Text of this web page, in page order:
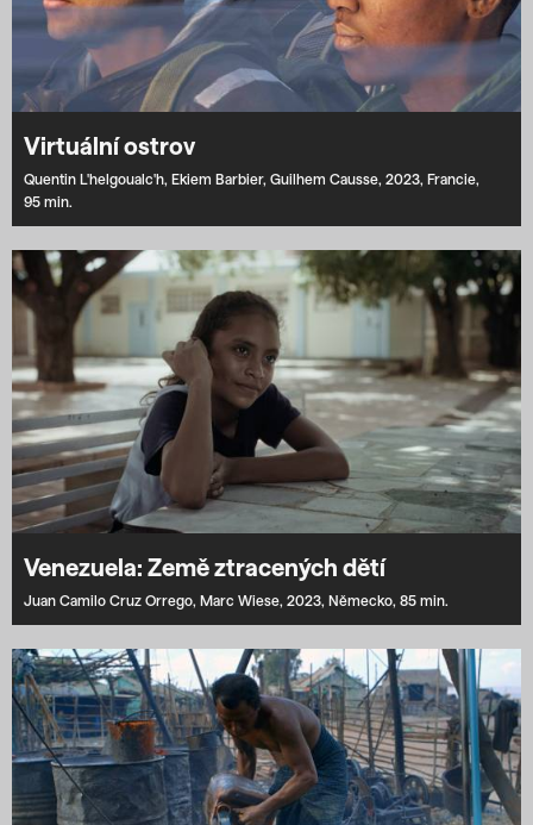
Virtuální ostrov
Quentin L'helgoualc'h, Ekiem Barbier, Guilhem Causse, 2023, Francie,
95 min.
Venezuela: Země ztracených dětí
Juan Camilo Cruz Orrego, Marc Wiese, 2023, Německo, 85 min.